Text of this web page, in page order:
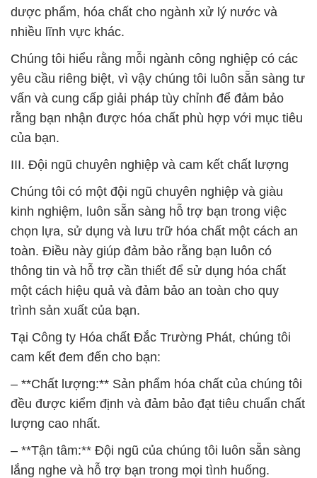
dược phẩm, hóa chất cho ngành xử lý nước và
nhiều lĩnh vực khác.
Chúng tôi hiểu rằng mỗi ngành công nghiệp có các
yêu cầu riêng biệt, vì vậy chúng tôi luôn sẵn sàng tư
vấn và cung cấp giải pháp tùy chỉnh để đảm bảo
rằng bạn nhận được hóa chất phù hợp với mục tiêu
của bạn.
III. Đội ngũ chuyên nghiệp và cam kết chất lượng
Chúng tôi có một đội ngũ chuyên nghiệp và giàu
kinh nghiệm, luôn sẵn sàng hỗ trợ bạn trong việc
chọn lựa, sử dụng và lưu trữ hóa chất một cách an
toàn. Điều này giúp đảm bảo rằng bạn luôn có
thông tin và hỗ trợ cần thiết để sử dụng hóa chất
một cách hiệu quả và đảm bảo an toàn cho quy
trình sản xuất của bạn.
Tại Công ty Hóa chất Đắc Trường Phát, chúng tôi
cam kết đem đến cho bạn:
– **Chất lượng:** Sản phẩm hóa chất của chúng tôi
đều được kiểm định và đảm bảo đạt tiêu chuẩn chất
lượng cao nhất.
– **Tận tâm:** Đội ngũ của chúng tôi luôn sẵn sàng
lắng nghe và hỗ trợ bạn trong mọi tình huống.